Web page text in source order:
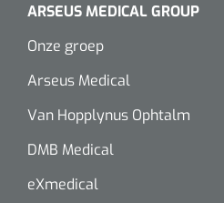
ARSEUS MEDICAL GROUP
Onze groep
Arseus Medical
Van Hopplynus Ophtalm
DMB Medical
eXmedical